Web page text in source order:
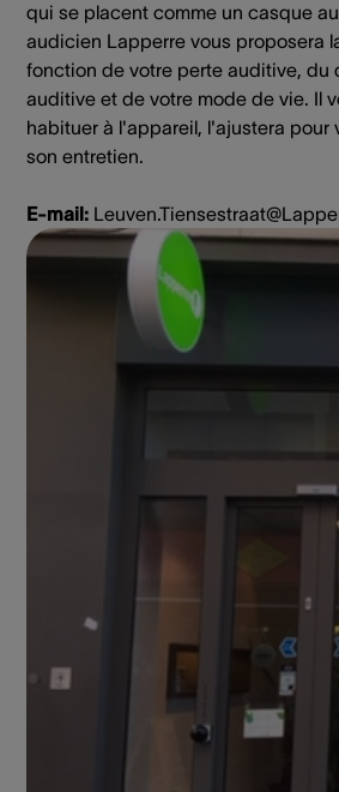
qui se placent comme un casque
audicien Lapperre vous proposera
fonction de votre perte auditive, du
auditive et de votre mode de vie. Il
habituer à l'appareil, l'ajustera pour
son entretien.
E-mail: